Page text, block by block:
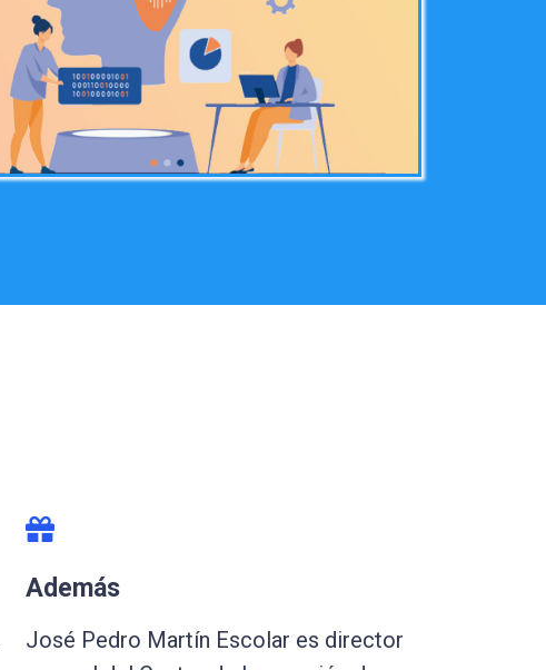
Además
José Pedro Martín Escolar es director